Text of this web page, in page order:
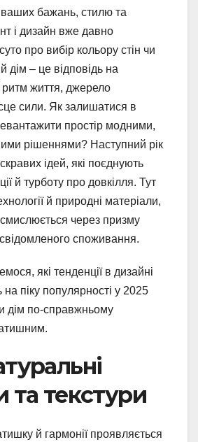
ваших бажань, стилю та
і дизайн вже давно
про вибір кольору стін чи
дім – це відповідь на
життя, джерело
сили. Як залишатися в
простір модними,
рішеннями? Наступний рік
ідей, які поєднують
й турботу про довкілля. Тут
й природні матеріали,
через призму
споживання.
які тенденції в дизайні
на піку популярності у 2025
дім по-справжньому
та текстури
й гармонії проявляється